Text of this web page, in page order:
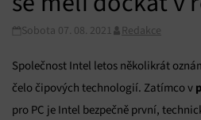
Sobota 07. 08. 2021 Redakce
Společnost Intel letos několikrát
čelo čipových technologií. Zatímco v
pro PC je Intel bezpečně první,